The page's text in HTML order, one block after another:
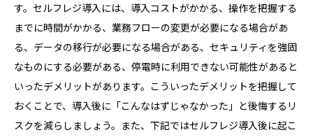
す。セルフレジ導入には、導入コストがかかる、操作を把握する
までに時間がかかる、業務フローの変更が必要になる場合があ
る、データの移行が必要になる場合がある、セキュリティを強固
なものにする必要がある、停電時に利用できない可能性があると
いったデメリットがあります。こういったデメリットを把握して
おくことで、導入後に「こんなはずじゃなかった」と後悔するリ
スクを減らしましょう。また、下記ではセルフレジ導入後に起こ